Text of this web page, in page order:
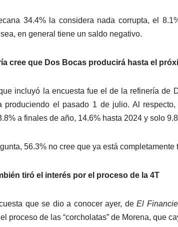
34.4% la considera nada corrupta, el
en general tiene un saldo negativo.
cree que Dos Bocas producirá hasta el
incluyó la encuesta fue el de la refinería de
produciendo el pasado 1 de julio. Al
a finales de año, 14.6% hasta 2024 y solo
56.3% no cree que ya está
tiró el interés por el proceso de la 4T
que se dio a conocer ayer, de El
proceso de las “corcholatas” de Morena, que